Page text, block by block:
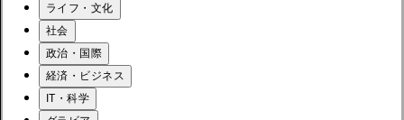
ライフ・文化
社会
政治・国際
経済・ビジネス
IT・科学